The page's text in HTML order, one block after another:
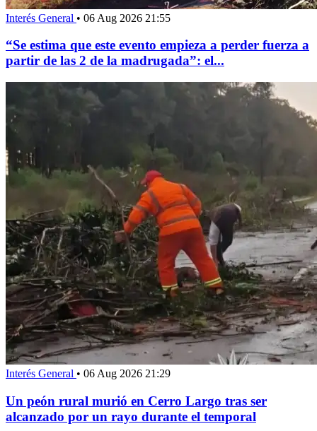
Interés General • 06 Aug 2026 21:55
“Se estima que este evento empieza a perder fuerza a
partir de las 2 de la madrugada”: el...
Interés General • 06 Aug 2026 21:29
Un peón rural murió en Cerro Largo tras ser
alcanzado por un rayo durante el temporal